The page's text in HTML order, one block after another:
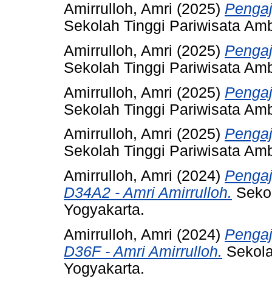
Amirrulloh, Amri (2025)
Sekolah Tinggi Pariwisata
Amirrulloh, Amri (2025)
Sekolah Tinggi Pariwisata
Amirrulloh, Amri (2025)
Sekolah Tinggi Pariwisata
Amirrulloh, Amri (2025)
Sekolah Tinggi Pariwisata
Amirrulloh, Amri (2024)
D34A2 - Amri Amirrulloh.
Yogyakarta.
Amirrulloh, Amri (2024)
D36F - Amri Amirrulloh.
Yogyakarta.